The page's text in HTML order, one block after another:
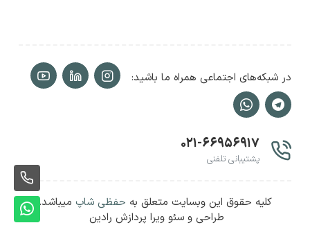
در شبکه‌های اجتماعی همراه ما باشید:
۰۲۱-۶۶۹۵۶۹۱۷
پشتیبانی تلفنی
کلیه حقوق این وبسایت متعلق به حفظی شاپ میباشد.
طراحی و سئو ویرا پردازش رادین